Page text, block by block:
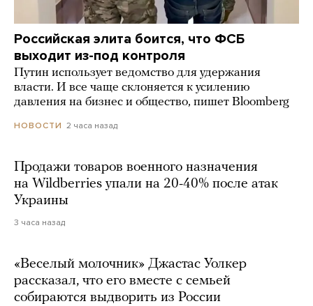
Российская элита боится, что ФСБ
выходит из-под контроля
Путин использует ведомство для удержания
власти. И все чаще склоняется к усилению
давления на бизнес и общество, пишет Bloomberg
НОВОСТИ 2 часа назад
Продажи товаров военного назначения
на Wildberries упали на 20-40% после атак
Украины
3 часа назад
«Веселый молочник» Джастас Уолкер
рассказал, что его вместе с семьей
собираются выдворить из России